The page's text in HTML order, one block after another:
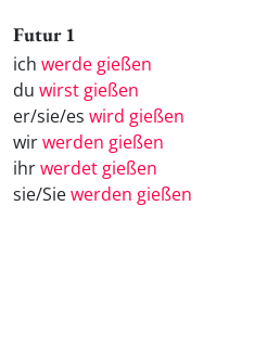
Futur 1
ich werde gießen
du wirst gießen
er/sie/es wird gießen
wirwerden gießen
ihrwerdet gießen
sie/Siewerden gießen